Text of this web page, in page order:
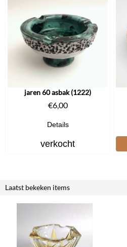
jaren 60 asbak (1222)
€6,00
Details
verkocht
Laatst bekeken items